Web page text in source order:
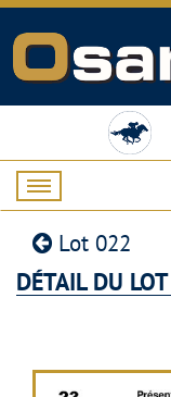
Lot 022
DÉTAIL DU LOT